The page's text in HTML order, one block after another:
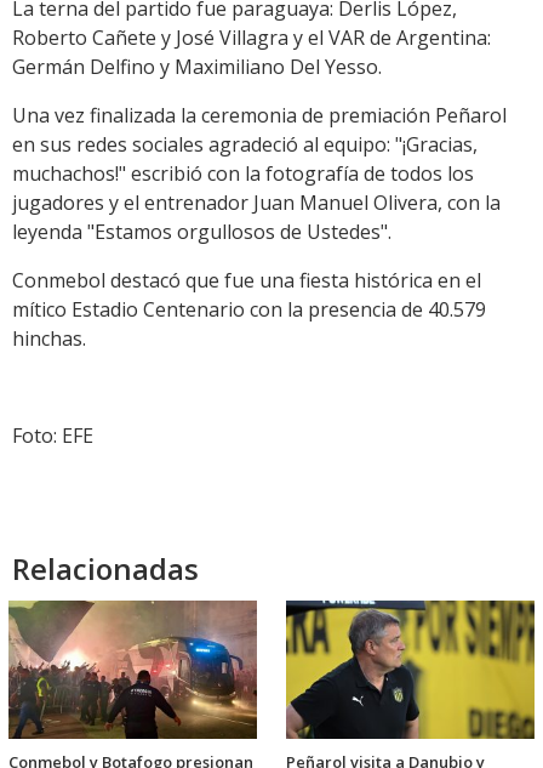
La terna del partido fue paraguaya: Derlis López,
Roberto Cañete y José Villagra y el VAR de Argentina:
Germán Delfino y Maximiliano Del Yesso.
Una vez finalizada la ceremonia de premiación Peñarol
en sus redes sociales agradeció al equipo: "¡Gracias,
muchachos!" escribió con la fotografía de todos los
jugadores y el entrenador Juan Manuel Olivera, con la
leyenda "Estamos orgullosos de Ustedes".
Conmebol destacó que fue una fiesta histórica en el
mítico Estadio Centenario con la presencia de 40.579
hinchas.
Foto: EFE
Relacionadas
Conmebol y Botafogo presionan
Peñarol visita a Danubio y